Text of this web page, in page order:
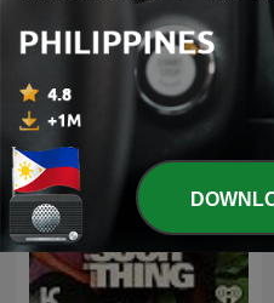
ナイツのちゃきちゃき大放
送